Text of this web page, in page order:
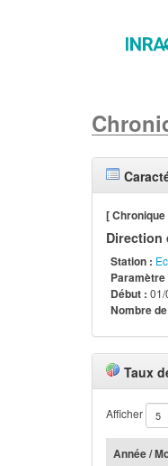
[
Direction
Station :
Paramètre
Début : 01/
Nombre
Taux
Afficher
Année /